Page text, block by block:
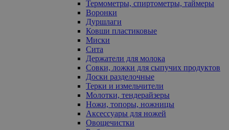
Термометры, спиртометры, таймеры
Воронки
Дуршлаги
Ковши пластиковые
Миски
Сита
Держатели для молока
Совки, ложки для сыпучих продуктов
Доски разделочные
Терки и измельчители
Молотки, тендерайзеры
Ножи, топоры, ножницы
Аксессуары для ножей
Овощечистки